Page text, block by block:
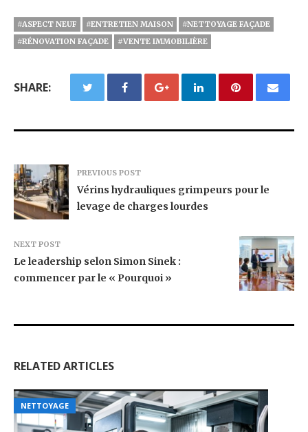
#ASPECT NEUF #ENTRETIEN MAISON
#NETTOYAGE FAÇADE
#RÉNOVATION FAÇADE
#VENTE IMMOBILIÈRE
SHARE:
PREVIOUS POST
Vérins hydrauliques grimpeurs pour le
levage de charges lourdes
NEXT POST
Le leadership selon Simon Sinek :
commencer par le « Pourquoi »
RELATED ARTICLES
NETTOYAGE